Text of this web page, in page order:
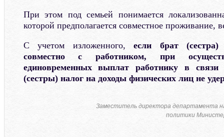
При этом под семьей понимается
которой предполагается совместное проживание,
С учетом изложенного,если брат
совместно с работником, при
единовременных выплат работнику в
(сестры) налог на доходы физических лиц не
Заместитель директора департамента
политики